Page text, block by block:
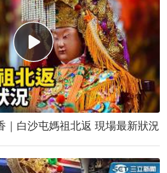
｜白沙屯媽祖北返 現場最新狀況